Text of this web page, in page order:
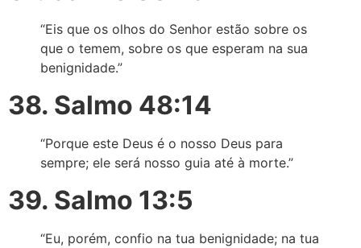
“Eis que os olhos do Senhor estão sobre os
que o temem, sobre os que esperam na sua
benignidade.”
38. Salmo 48:14
“Porque este Deus é o nosso Deus para
sempre; ele será nosso guia até à morte.”
39. Salmo 13:5
“Eu, porém, confio na tua benignidade; na tua